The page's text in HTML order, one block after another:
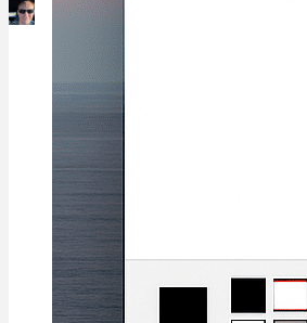
Martin Jørgensen
november 3, 2025